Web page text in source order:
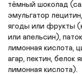
тёмный шоколад
эмульгатор
ягоды или фрукты
или апельсин),
лимонная кислота,
агар, пектин, белок
лимонная кислота).